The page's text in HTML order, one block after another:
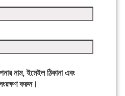
নাম, ইমেইল ঠিকানা এবং
করুন।